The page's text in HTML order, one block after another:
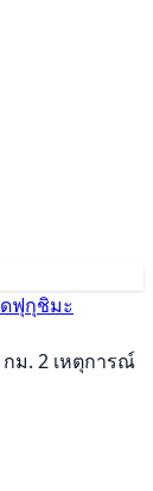
ฟุกุชิมะ
กม. 2 เหตุการณ์